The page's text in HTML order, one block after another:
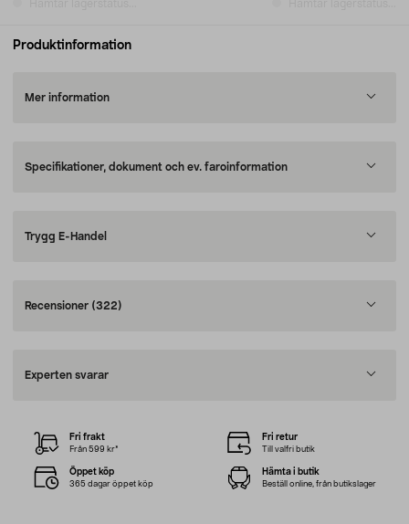
Produktinformation
Mer information
Specifikationer, dokument och ev. faroinformation
Trygg E-Handel
Recensioner (322)
Experten svarar
Fri frakt
Från 599 kr*
Fri retur
Till valfri butik
Öppet köp
365 dagar öppet köp
Hämta i butik
Beställ online, från butikslager